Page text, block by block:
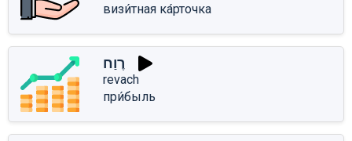
визи́тная ка́рточка
רֶוַח
revach
при́быль